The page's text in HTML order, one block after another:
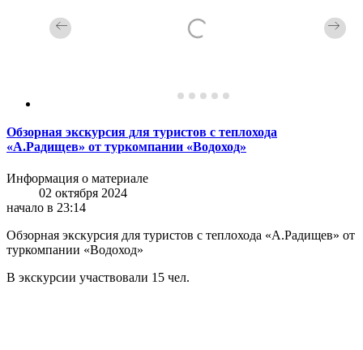
Обзорная экскурсия для туристов с теплохода
«А.Радищев» от туркомпании «Водоход»
Информация о материале
02 октября 2024
начало в 23:14
Обзорная экскурсия для туристов с теплохода «А.Радищев» от
туркомпании «Водоход»
В экскурсии участвовали 15 чел.